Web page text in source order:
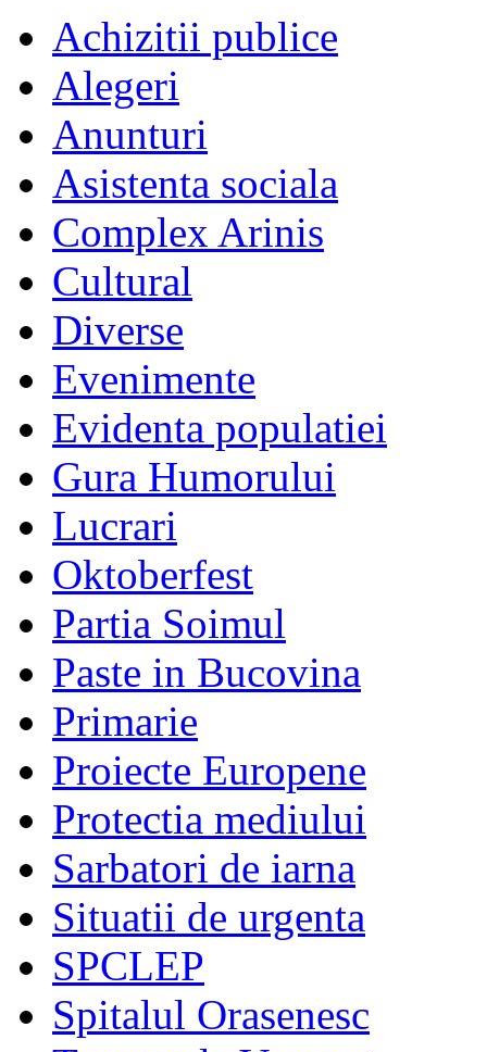
Achizitii publice
Alegeri
Anunturi
Asistenta sociala
Complex Arinis
Cultural
Diverse
Evenimente
Evidenta populatiei
Gura Humorului
Lucrari
Oktoberfest
Partia Soimul
Paste in Bucovina
Primarie
Proiecte Europene
Protectia mediului
Sarbatori de iarna
Situatii de urgenta
SPCLEP
Spitalul Orasenesc